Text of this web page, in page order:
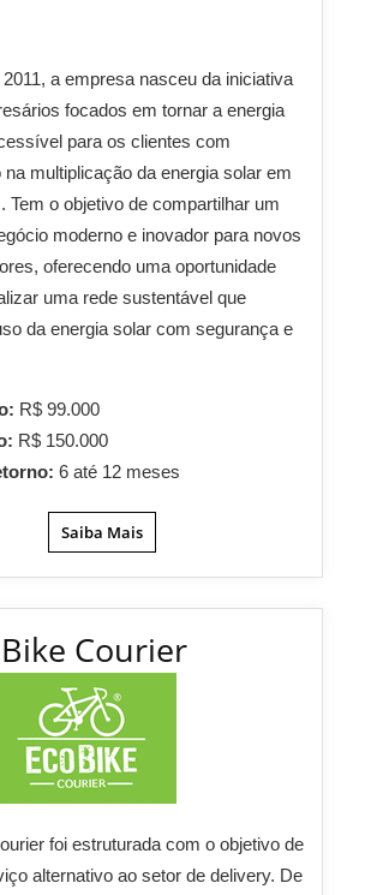
a empresa nasceu da iniciativa
focados em tornar a energia
para os clientes com
na multiplicação da energia solar em
Tem o objetivo de compartilhar um
moderno e inovador para novos
oferecendo uma oportunidade
uma rede sustentável que
da energia solar com segurança e
R$ 99.000
R$ 150.000
6 até 12 meses
Saiba Mais
Courier
foi estruturada com o objetivo de
alternativo ao setor de delivery. De